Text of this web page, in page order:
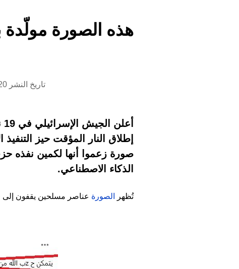
هذه الصورة مولّدة
تاريخ النشر 20 أبريل 2026 الساعة 11:45
إطلاق النار المؤقت حيز
صورة زعموا أنها لكمين نفذه
الذكاء الاصطناعي.
تُظهر الصورة عناصر مسلحين يقفون إلى